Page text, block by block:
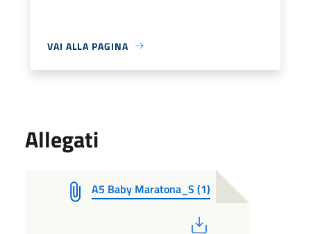
VAI ALLA PAGINA
Allegati
A5 Baby Maratona_S (1)